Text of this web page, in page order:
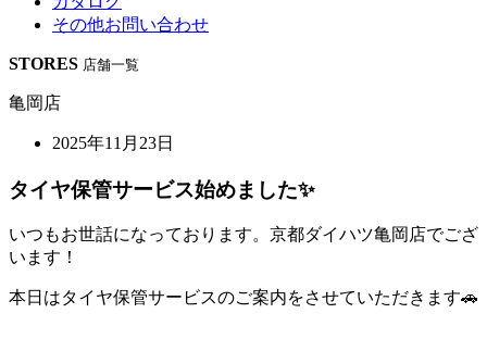
その他お問い合わせ
STORES 店舗一覧
亀岡店
2025年11月23日
タイヤ保管サービス始めました✨
いつもお世話になっております。京都ダイハツ亀岡店でござ
います！
本日はタイヤ保管サービスのご案内をさせていただきます🚗